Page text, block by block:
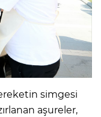
simgesi
aşureler,